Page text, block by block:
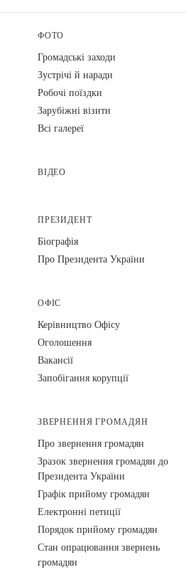
ФОТО
Громадські заходи
Зустрічі й наради
Робочі поїздки
Зарубіжні візити
Всі галереї
ВІДЕО
ПРЕЗИДЕНТ
Біографія
Про Президента України
ОФІС
Керівництво Офісу
Оголошення
Вакансії
Запобігання корупції
ЗВЕРНЕННЯ ГРОМАДЯН
Про звернення громадян
Зразок звернення громадян до
Президента України
Графік прийому громадян
Електронні петиції
Порядок прийому громадян
Стан опрацювання звернень
громадян